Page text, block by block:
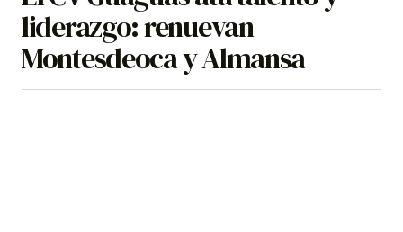
liderazgo: renuevan
Montesdeoca y Almansa